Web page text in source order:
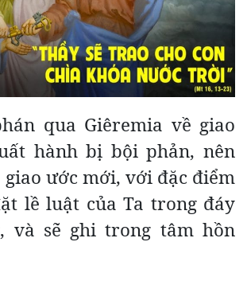
qua Giêremia về giao
hành bị bội phản, nên
giao ước mới, với đặc điểm
lề luật của Ta trong đáy
và sẽ ghi trong tâm hồn